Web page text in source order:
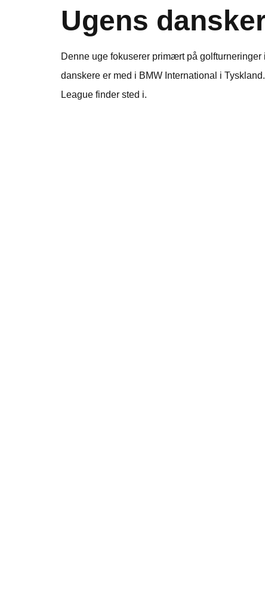
Ugens
Denne uge fokuserer primært på
danskere er med i BMW International i
League finder sted i.